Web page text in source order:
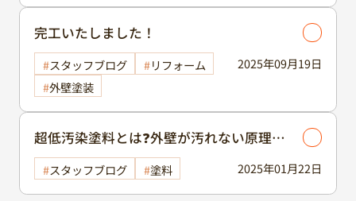
2025年09月19日
完工いたしました！
スタッフブログ
リフォーム
外壁塗装
2025年01月22日
超低汚染塗料とは❓外壁が汚れない原理～
低汚染塗料と超低汚染塗料の違い～
スタッフブログ 塗料